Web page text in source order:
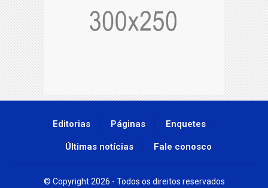
Editorias Páginas Enquetes
Últimas notícias Fale conosco
© Copyright 2026 - Todos os direitos reservados